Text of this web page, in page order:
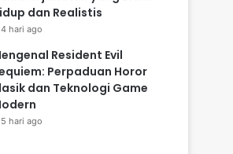
dan Realistis
4 hari ago
Resident Evil
Perpaduan Horor
dan Teknologi Game
5 hari ago